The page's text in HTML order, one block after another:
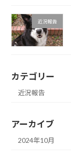
近況報告
カテゴリー
近況報告
アーカイブ
2024年10月